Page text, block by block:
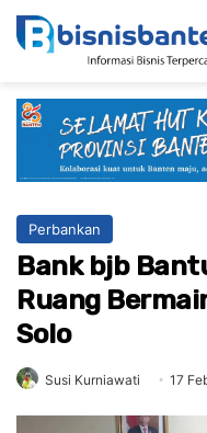
Perbankan
Bank bjb
Ruang
Solo
Susi Kurniawati 17